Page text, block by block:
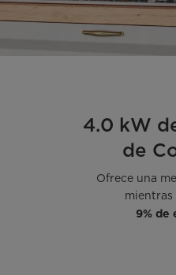
4.0 kW
de
Ofrece una
mientras
9% de